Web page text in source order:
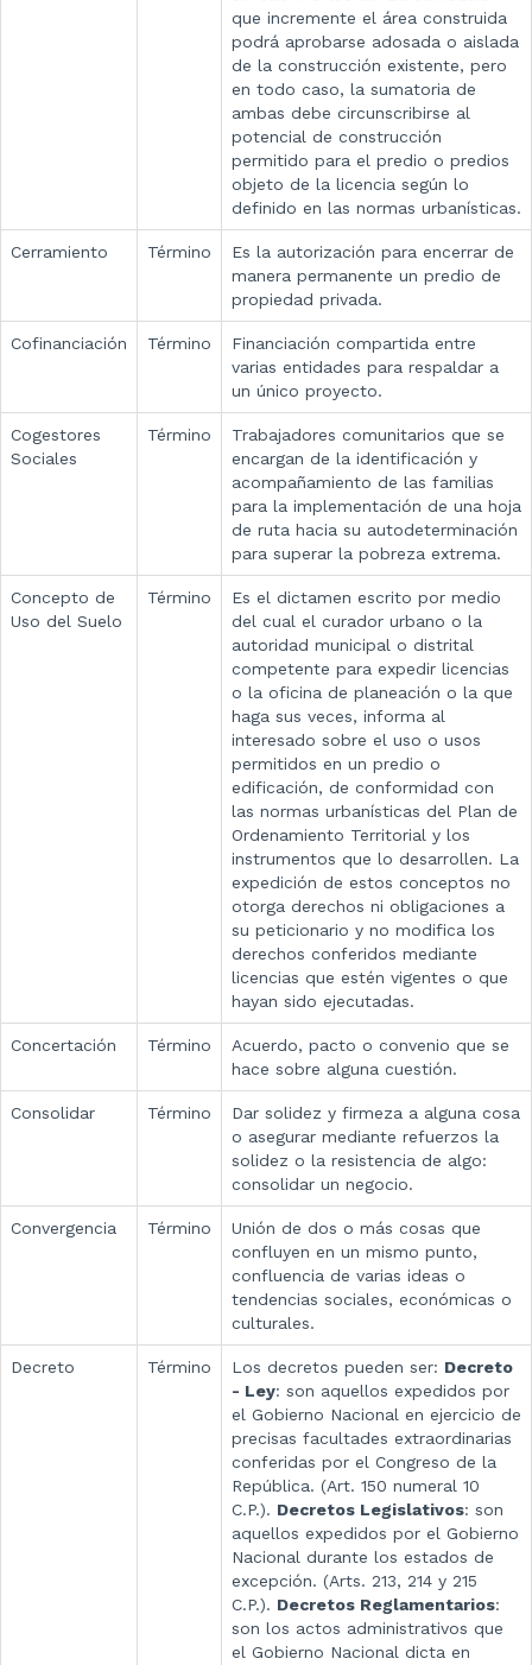
que incremente el área construida
podrá aprobarse adosada o aislada
de la construcción existente, pero
en todo caso, la sumatoria de
ambas debe circunscribirse al
potencial de construcción
permitido para el predio o predios
objeto de la licencia según lo
definido en las normas urbanísticas.
Cerramiento Término
Es la autorización para encerrar de
manera permanente un predio de
propiedad privada.
Cofinanciación Término
Financiación compartida entre
varias entidades para respaldar a
un único proyecto.
Cogestores
Sociales
Término
Trabajadores comunitarios que se
encargan de la identificación y
acompañamiento de las familias
para la implementación de una hoja
de ruta hacia su autodeterminación
para superar la pobreza extrema.
Concepto de
Uso del Suelo
Término
Es el dictamen escrito por medio
del cual el curador urbano o la
autoridad municipal o distrital
competente para expedir licencias
o la oficina de planeación o la que
haga sus veces, informa al
interesado sobre el uso o usos
permitidos en un predio o
edificación, de conformidad con
las normas urbanísticas del Plan de
Ordenamiento Territorial y los
instrumentos que lo desarrollen. La
expedición de estos conceptos no
otorga derechos ni obligaciones a
su peticionario y no modifica los
derechos conferidos mediante
licencias que estén vigentes o que
hayan sido ejecutadas.
Concertación Término
Acuerdo, pacto o convenio que se
hace sobre alguna cuestión.
Consolidar Término
Dar solidez y firmeza a alguna cosa
o asegurar mediante refuerzos la
solidez o la resistencia de algo:
consolidar un negocio.
Convergencia Término
Unión de dos o más cosas que
confluyen en un mismo punto,
confluencia de varias ideas o
tendencias sociales, económicas o
culturales.
Decreto Término Los decretos pueden ser: Decreto
- Ley: son aquellos expedidos por
el Gobierno Nacional en ejercicio de
precisas facultades extraordinarias
conferidas por el Congreso de la
República. (Art. 150 numeral 10
C.P.). Decretos Legislativos: son
aquellos expedidos por el Gobierno
Nacional durante los estados de
excepción. (Arts. 213, 214 y 215
C.P.). Decretos Reglamentarios:
son los actos administrativos que
el Gobierno Nacional dicta en